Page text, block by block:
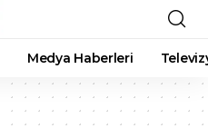
Medya Haberleri